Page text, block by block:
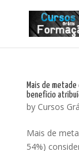
Mais de
benefício
by Cursos
Mais de
54%)